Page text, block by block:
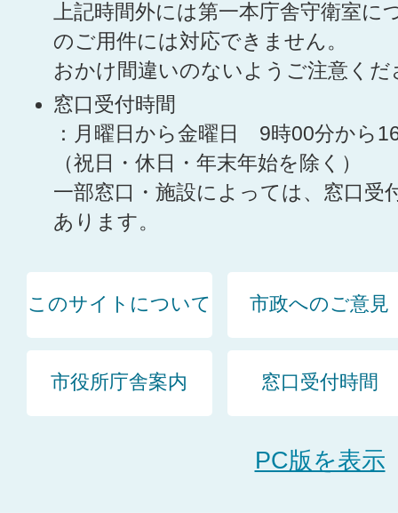
上記時間外には第一本庁舎守衛室に
のご用件には対応できません。
おかけ間違いのないようご注意くだ
窓口受付時間
：月曜日から金曜日 9時00分から
（祝日・休日・年末年始を除く）
一部窓口・施設によっては、窓口受
あります。
このサイトについて 市政へのご意見
市役所庁舎案内 窓口受付時間
PC版を表示